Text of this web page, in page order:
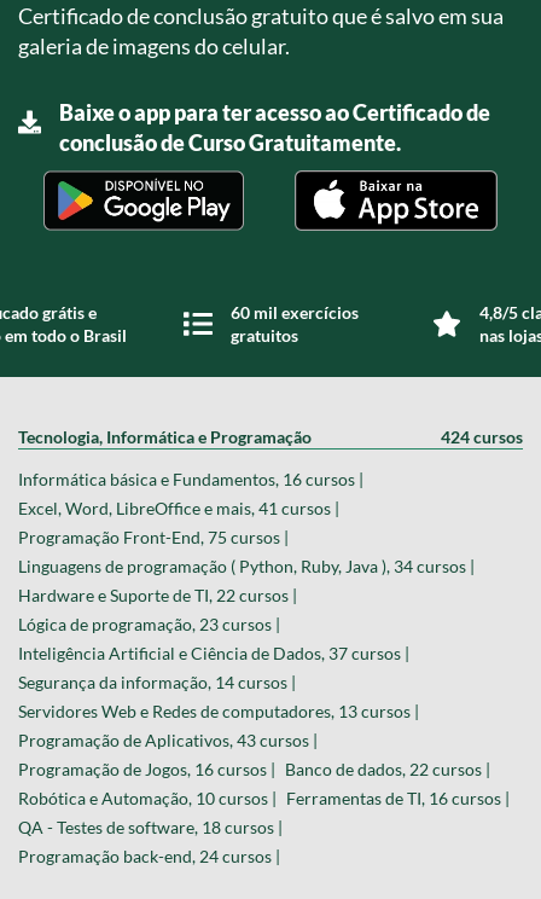
Certificado de conclusão gratuito que é salvo em sua
galeria de imagens do celular.
Baixe o app para ter acesso ao Certificado de
conclusão de Curso Gratuitamente.
grátis e
todo o Brasil
60 mil exercícios
gratuitos
4,8/5
nas
Tecnologia, Informática e Programação 424 cursos
Informática básica e Fundamentos, 16 cursos |
Excel, Word, LibreOffice e mais, 41 cursos |
Programação Front-End, 75 cursos |
Linguagens de programação ( Python, Ruby, Java ), 34 cursos |
Hardware e Suporte de TI, 22 cursos |
Lógica de programação, 23 cursos |
Inteligência Artificial e Ciência de Dados, 37 cursos |
Segurança da informação, 14 cursos |
Servidores Web e Redes de computadores, 13 cursos |
Programação de Aplicativos, 43 cursos |
Programação de Jogos, 16 cursos | Banco de dados, 22 cursos |
Robótica e Automação, 10 cursos | Ferramentas de TI, 16 cursos |
QA - Testes de software, 18 cursos |
Programação back-end, 24 cursos |